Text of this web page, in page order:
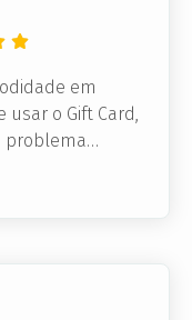
em
o Gift Card,
problema